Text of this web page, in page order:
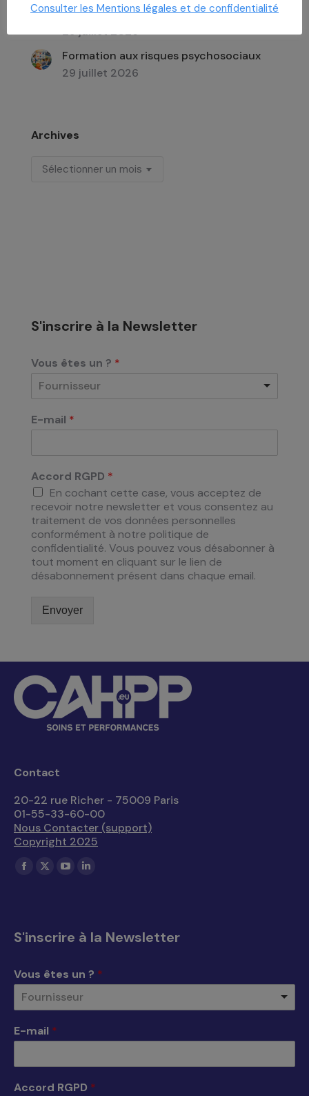
Un bar dans un EHPAD
29 juillet 2026
Formation aux risques psychosociaux
29 juillet 2026
Archives
Archives
S'inscrire à la Newsletter
Vous êtes un ? *
Fournisseur
E-mail *
Accord RGPD *
En cochant cette case, vous acceptez de
recevoir notre newsletter et vous consentez au
traitement de vos données personnelles
conformément à notre politique de
confidentialité. Vous pouvez vous désabonner à
tout moment en cliquant sur le lien de
désabonnement présent dans chaque email.
Envoyer
Contact
20-22 rue Richer - 75009 Paris
01-55-33-60-00
Nous Contacter (support)
Copyright 2025
Trouvez nous sur :
La
dans
nouvelle
fenêtre
La
dans
nouvelle
fenêtre
La
dans
nouvelle
fenêtre
La
dans
nouvelle
S'inscrire à la Newsletter
Vous êtes un ? *
Fournisseur
E-mail *
Accord RGPD *
Consulter les Mentions légales et de confidentialité